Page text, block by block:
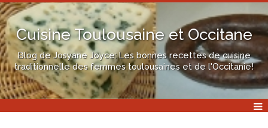
Cuisine Toulousaine et Occitane
Blog de Josyane Joyce: Les bonnes recettes de cuisine
traditionnelle des femmes toulousaines et de l'Occitanie!